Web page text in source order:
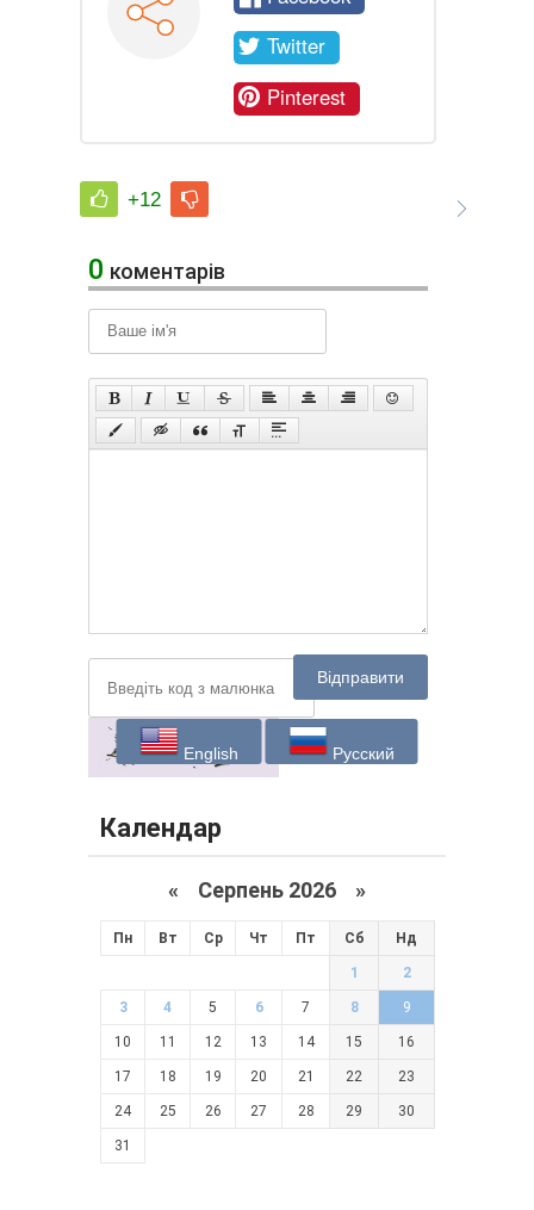
Twitter
Pinterest
+12
0 коментарів
Відправити
English Русский
Календар
« Серпень 2026 »
Пн Вт Ср Чт Пт Сб Нд
1 2
3 4 5 6 7 8 9
10 11 12 13 14 15 16
17 18 19 20 21 22 23
24 25 26 27 28 29 30
31